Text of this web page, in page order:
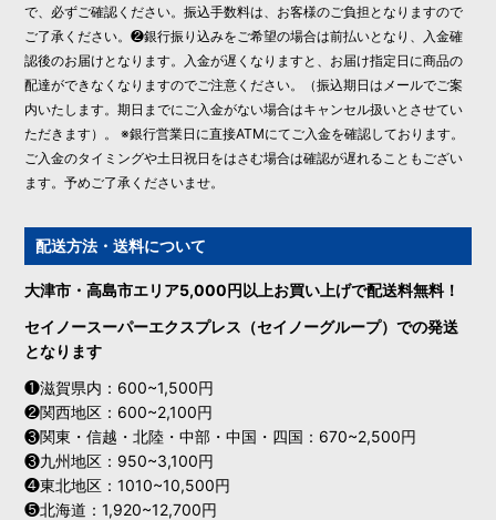
で、必ずご確認ください。振込手数料は、お客様のご負担となりますので
ご了承ください。❷銀行振り込みをご希望の場合は前払いとなり、入金確
認後のお届けとなります。入金が遅くなりますと、お届け指定日に商品の
配達ができなくなりますのでご注意ください。（振込期日はメールでご案
内いたします。期日までにご入金がない場合はキャンセル扱いとさせてい
ただきます）。 ※銀行営業日に直接ATMにてご入金を確認しております。
ご入金のタイミングや土日祝日をはさむ場合は確認が遅れることもござい
ます。予めご了承くださいませ。
配送方法・送料について
大津市・高島市エリア5,000円以上お買い上げで配送料無料！
セイノースーパーエクスプレス（セイノーグループ）での発送
となります
❶滋賀県内：600~1,500円
❷関西地区：600~2,100円
❸関東・信越・北陸・中部・中国・四国：670~2,500円
❸九州地区：950~3,100円
❹東北地区：1010~10,500円
❺北海道：1,920~12,700円